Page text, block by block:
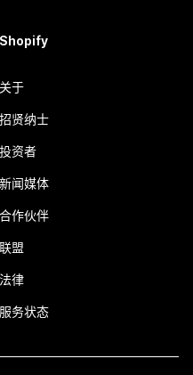
Shopify
关于
招贤纳士
投资者
新闻媒体
合作伙伴
联盟
法律
服务状态